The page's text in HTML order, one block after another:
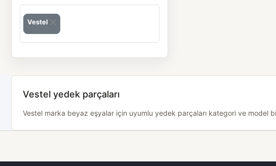
Vestel
Vestel yedek parçaları
Vestel marka beyaz eşyalar için uyumlu yedek parçaları kategori ve model